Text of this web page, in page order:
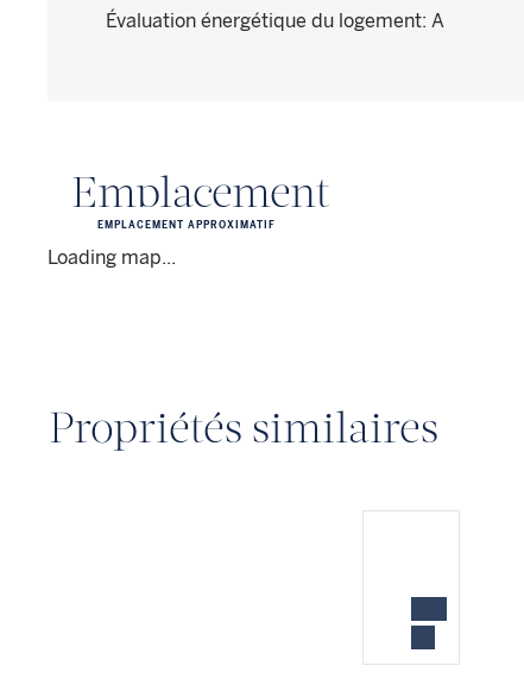
Évaluation énergétique du logement: A
Emplacement
Loading map...
EMPLACEMENT APPROXIMATIF
Propriétés similaires